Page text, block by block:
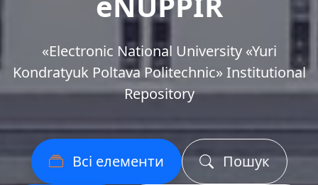
«Еlectronic National University «Yuri
Kondratyuk Poltava Politechnic» Institutional
Repository
Всі елементи Пошук